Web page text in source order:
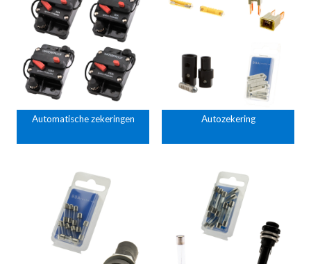
Automatische zekeringen Autozekering